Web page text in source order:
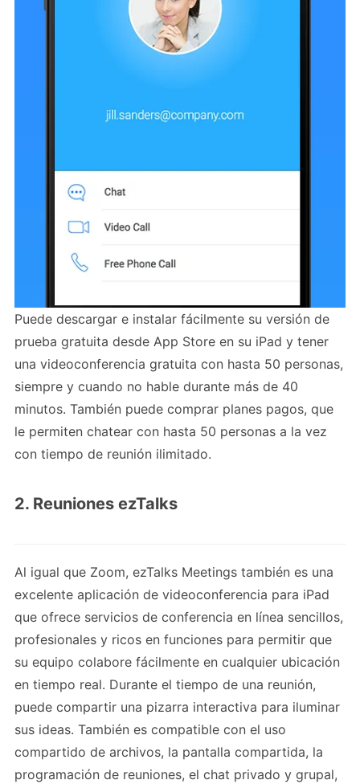
Puede descargar e instalar fácilmente su versión de
prueba gratuita desde App Store en su iPad y tener
una videoconferencia gratuita con hasta 50 personas,
siempre y cuando no hable durante más de 40
minutos. También puede comprar planes pagos, que
le permiten chatear con hasta 50 personas a la vez
con tiempo de reunión ilimitado.
2. Reuniones ezTalks
Al igual que Zoom, ezTalks Meetings también es una
excelente aplicación de videoconferencia para iPad
que ofrece servicios de conferencia en línea sencillos,
profesionales y ricos en funciones para permitir que
su equipo colabore fácilmente en cualquier ubicación
en tiempo real. Durante el tiempo de una reunión,
puede compartir una pizarra interactiva para iluminar
sus ideas. También es compatible con el uso
compartido de archivos, la pantalla compartida, la
programación de reuniones, el chat privado y grupal,